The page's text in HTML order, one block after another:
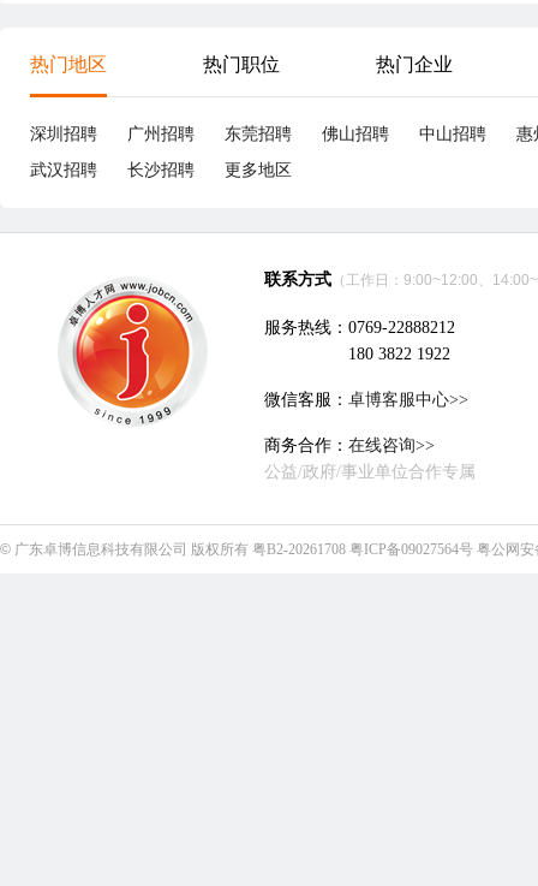
热门地区 热门职位 热门企业
深圳招聘 广州招聘 东莞招聘 佛山招聘 中山招聘
惠
武汉招聘
长沙招聘 更多地区
联系方式 （工作日：9:00~12:00、
服务热线：0769-22888212
180 3822 1922
微信客服： 卓博客服中心>>
商务合作： 在线咨询>>
公益/政府/事业单位合作专属
© 广东卓博信息科技有限公司 版权所有 粤B2-20261708 粤ICP备09027564号 粤公网安